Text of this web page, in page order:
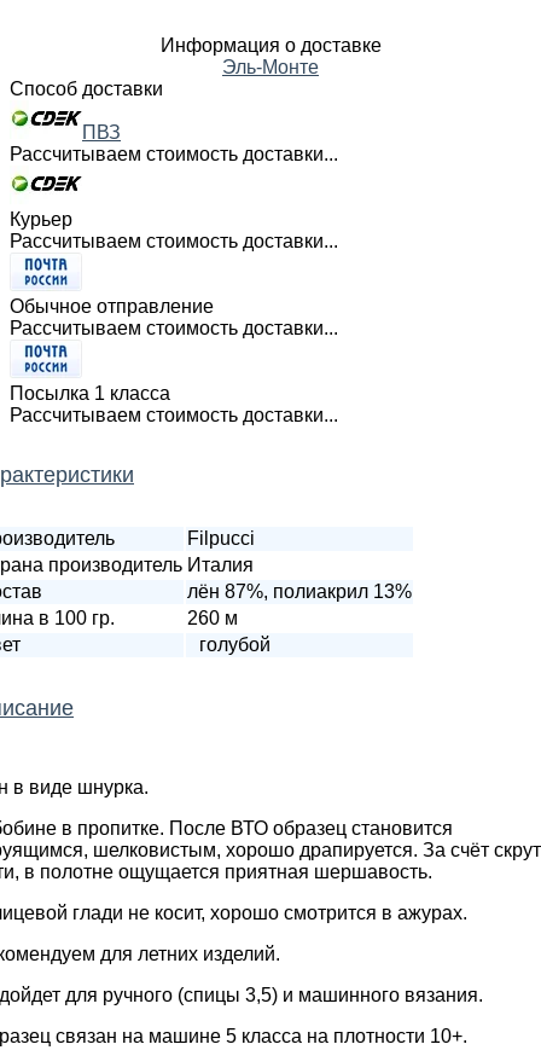
Информация о доставке
Эль-Монте
Способ доставки
ПВЗ
Рассчитываем стоимость доставки...
Курьер
Рассчитываем стоимость доставки...
Обычное отправление
Рассчитываем стоимость доставки...
Посылка 1 класса
Рассчитываем стоимость доставки...
Filpucci
производитель Италия
лён 87%, полиакрил 13%
в 100 гр.
260 м
голубой
в виде шнурка.
в пропитке. После ВТО образец становится
шелковистым, хорошо драпируется. За счёт
в полотне ощущается приятная шершавость.
глади не косит, хорошо смотрится в ажурах.
для летних изделий.
для ручного (спицы 3,5) и машинного вязания.
связан на машине 5 класса на плотности 10+.